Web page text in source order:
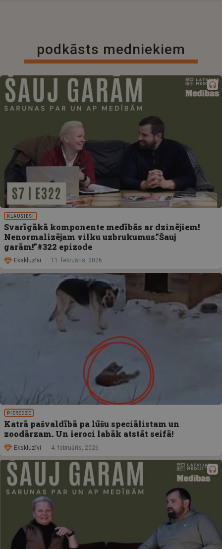
podkāsts medniekiem
KLAUSIES!
Svarīgākā komponente medībās ar dzinējiem!
Nenormalizējam vilku uzbrukumus.”Šauj
garām!”#322 epizode
Ekskluzīvi 11. februāris, 2026
PIEREDZE
Katrā pašvaldībā pa lūšu speciālistam un
zoodārzam. Un ieroci labāk atstāt seifā!
Ekskluzīvi 4. februāris, 2026